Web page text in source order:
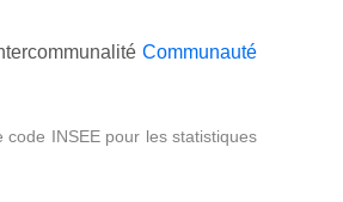
Communauté
INSEE pour les statistiques